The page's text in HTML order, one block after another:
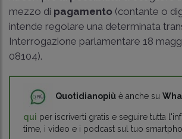
mezzo di pagamento (contante o
intende regolare una determinata
Interrogazione parlamentare 18
08104).
Quotidianopiù è anche su
qui per iscriverti gratis e seguire tutta
time, i video e i podcast sul tuo